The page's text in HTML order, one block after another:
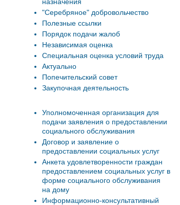
"Серебряное" добровольчество
Полезные ссылки
Порядок подачи жалоб
Независимая оценка
Специальная оценка условий труда
Актуально
Попечительский совет
Закупочная деятельность
Уполномоченная организация для
подачи заявления о предоставлении
социального обслуживания
Договор и заявление о
предоставлении социальных услуг
Анкета удовлетворенности граждан
предоставлением социальных услуг в
форме социального обслуживания
на дому
Информационно-консультативный